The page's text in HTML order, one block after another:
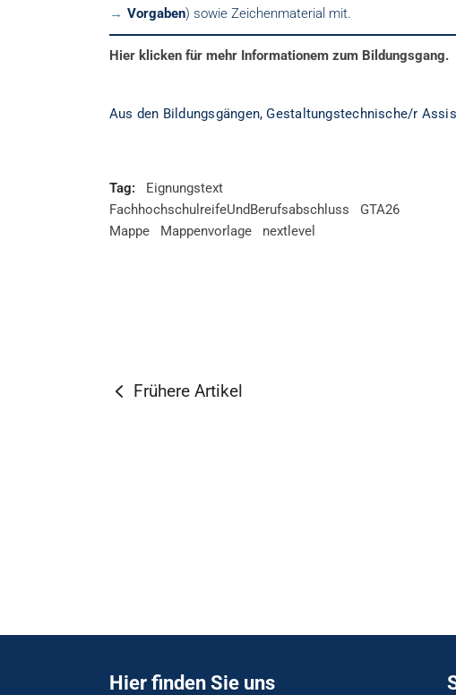
Vorgaben) sowie Zeichenmaterial mit.
Hier klicken für mehr Informationem zum Bildungsgang.
Aus den Bildungsgängen,Gestaltungstechnische/r
Tag:
Eignungstext
FachhochschulreifeUndBerufsabschluss
GTA26
Mappe
Mappenvorlage nextlevel
Frühere Artikel
Hier finden Sie uns